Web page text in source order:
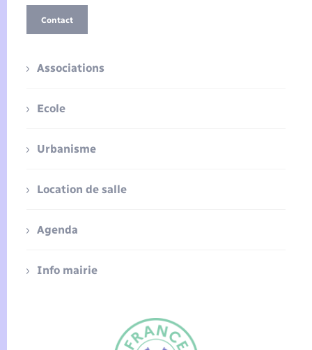
Contact
Associations
Ecole
Urbanisme
Location de salle
Agenda
Info mairie